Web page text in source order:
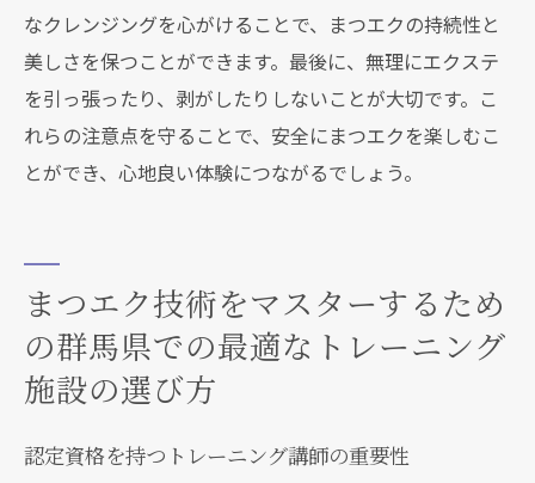
定期的なフィードバックで成長を促進
プロフェッショナルによるワークショップ
の活用法
自己評価と目標設定による継続的な成長
なクレンジングを心がけることで、まつエクの持続性と
美しさを保つことができます。最後に、無理にエクステ
を引っ張ったり、剥がしたりしないことが大切です。こ
れらの注意点を守ることで、安全にまつエクを楽しむこ
とができ、心地良い体験につながるでしょう。
まつエク技術をマスターするため
の群馬県での最適なトレーニング
施設の選び方
認定資格を持つトレーニング講師の重要性